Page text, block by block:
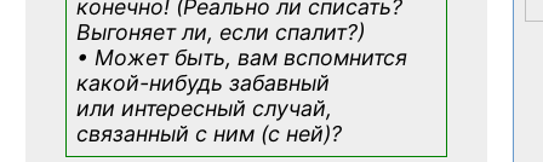
конечно! (Реально ли списать?
Выгоняет ли, если спалит?)
• Может быть, вам вспомнится
какой-нибудь забавный
или интересный случай,
связанный с ним (с ней)?